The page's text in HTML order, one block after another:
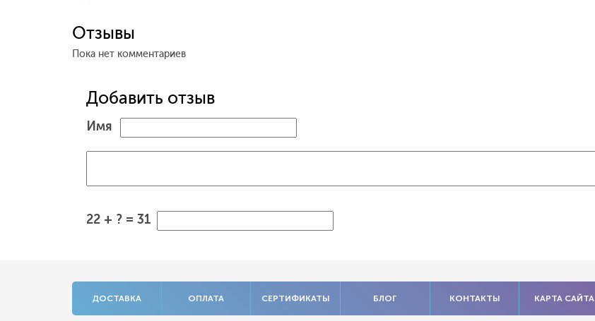
Отзывы
Пока нет комментариев
Добавить отзыв
Имя
22 + ? = 31
ДОСТАВКА ОПЛАТА СЕРТИФИКАТЫ БЛОГ КОНТАКТЫ КАРТА САЙТА